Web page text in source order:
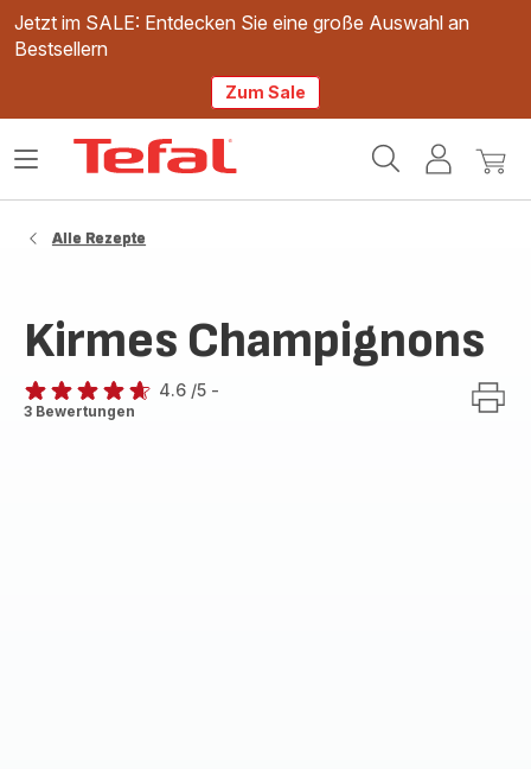
Jetzt im SALE: Entdecken Sie eine große Auswahl an
Bestsellern
Zum Sale
Mein
Mein
Das
Alle Rezepte
Kirmes Champignons
ratings.4.6
4.6 /5 -
3 Bewertungen